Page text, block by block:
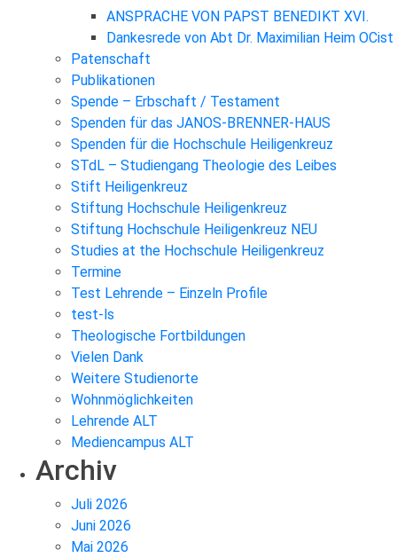
ANSPRACHE VON PAPST BENEDIKT XVI.
Dankesrede von Abt Dr. Maximilian Heim OCist
Patenschaft
Publikationen
Spende – Erbschaft / Testament
Spenden für das JANOS-BRENNER-HAUS
Spenden für die Hochschule Heiligenkreuz
STdL – Studiengang Theologie des Leibes
Stift Heiligenkreuz
Stiftung Hochschule Heiligenkreuz
Stiftung Hochschule Heiligenkreuz NEU
Studies at the Hochschule Heiligenkreuz
Termine
Test Lehrende – Einzeln Profile
test-ls
Theologische Fortbildungen
Vielen Dank
Weitere Studienorte
Wohnmöglichkeiten
Lehrende ALT
Mediencampus ALT
Archiv
Juli 2026
Juni 2026
Mai 2026